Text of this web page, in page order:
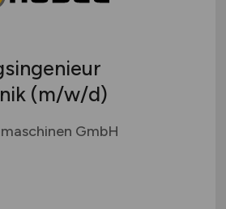
(m/w/d)
GmbH